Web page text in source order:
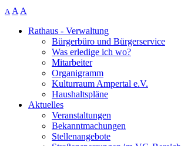
A A A
Rathaus - Verwaltung
Bürgerbüro und Bürgerservice
Was erledige ich wo?
Mitarbeiter
Organigramm
Kulturraum Ampertal e.V.
Haushaltspläne
Aktuelles
Veranstaltungen
Bekanntmachungen
Stellenangebote